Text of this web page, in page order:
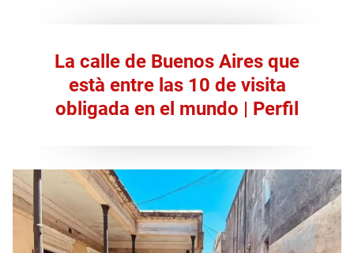
La calle de Buenos Aires que
està entre las 10 de visita
obligada en el mundo | Perfil